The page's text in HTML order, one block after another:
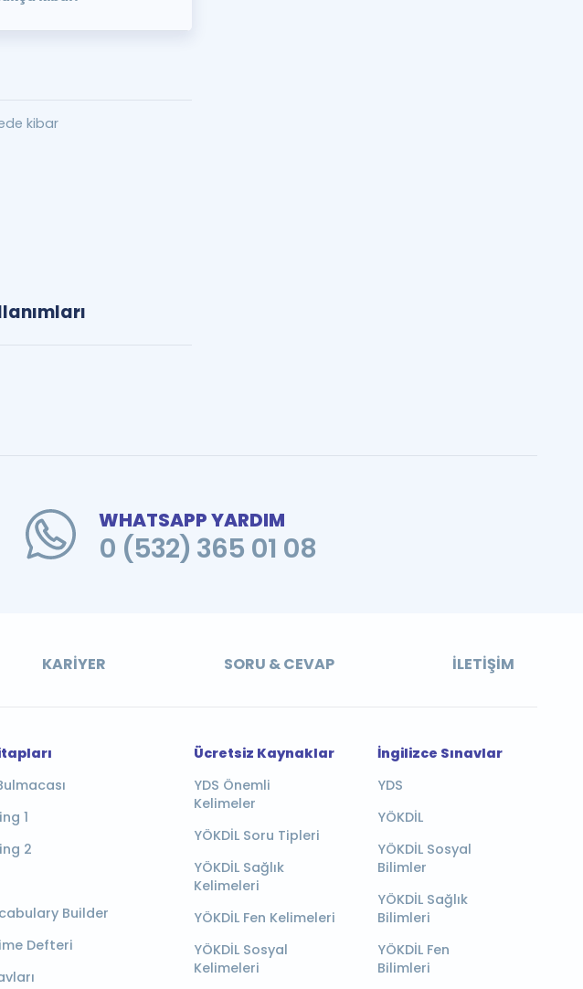
kibar
WHATSAPP YARDIM
0 (532) 365 01 08
KARIYER SORU & CEVAP İLETIŞIM
1
2
Builder
Defteri
Ücretsiz Kaynaklar
YDS Önemli
Kelimeler
YÖKDİL Soru Tipleri
YÖKDİL Sağlık
Kelimeleri
YÖKDİL Fen Kelimeleri
YÖKDİL Sosyal
Kelimeleri
İngilizce Sınavlar
YDS
YÖKDİL
YÖKDİL Sosyal
Bilimler
YÖKDİL Sağlık
Bilimleri
YÖKDİL Fen
Bilimleri